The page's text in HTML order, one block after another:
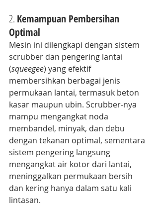
2. Kemampuan Pembersihan
Optimal
Mesin ini dilengkapi dengan sistem
scrubber dan pengering lantai
(squeegee) yang efektif
membersihkan berbagai jenis
permukaan lantai, termasuk beton
kasar maupun ubin. Scrubber-nya
mampu mengangkat noda
membandel, minyak, dan debu
dengan tekanan optimal, sementara
sistem pengering langsung
mengangkat air kotor dari lantai,
meninggalkan permukaan bersih
dan kering hanya dalam satu kali
lintasan.